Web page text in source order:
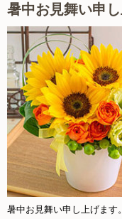
暑中お見舞い申
暑中お見舞い申し上げます。